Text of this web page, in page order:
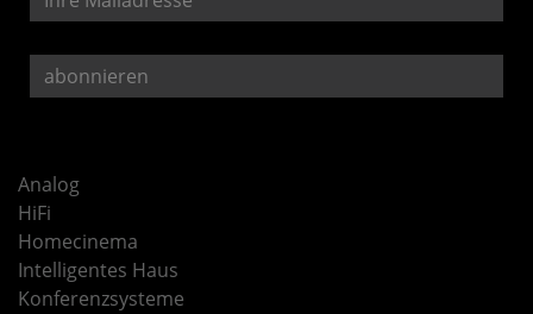
Analog
HiFi
Homecinema
Intelligentes Haus
Konferenzsysteme